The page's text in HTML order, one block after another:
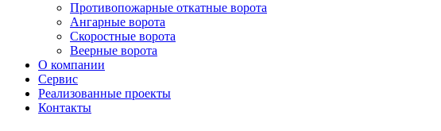
Противопожарные откатные ворота
Ангарные ворота
Скоростные ворота
Веерные ворота
О компании
Сервис
Реализованные проекты
Контакты